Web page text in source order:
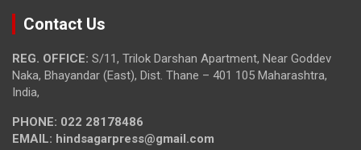
Contact Us
REG. OFFICE: S/11, Trilok Darshan Apartment, Near Goddev
Naka, Bhayandar (East), Dist. Thane – 401 105 Maharashtra,
India,
PHONE: 022 28178486
EMAIL: hindsagarpress@gmail.com